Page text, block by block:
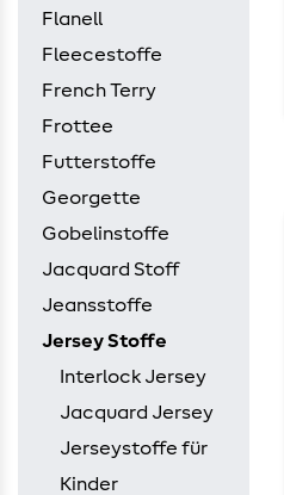
Flanell
Fleecestoffe
French Terry
Frottee
Futterstoffe
Georgette
Gobelinstoffe
Jacquard Stoff
Jeansstoffe
Jersey Stoffe
Interlock Jersey
Jacquard Jersey
Jerseystoffe für
Kinder